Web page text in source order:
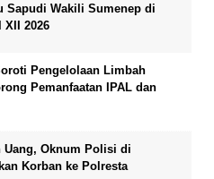
Sapudi Wakili Sumenep di
XII 2026
Pengelolaan Limbah
Pemanfaatan IPAL dan
Uang, Oknum Polisi di
Korban ke Polresta